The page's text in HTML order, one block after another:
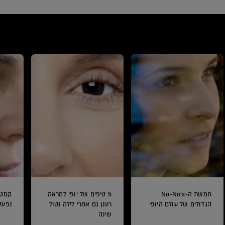
חמשת ה-No-No's
הגדולים של עולם היופי
5 טיפים של יופי למראה
רענן גם אחרי לילה נטול
שינה